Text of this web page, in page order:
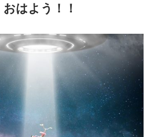
おはよう！！